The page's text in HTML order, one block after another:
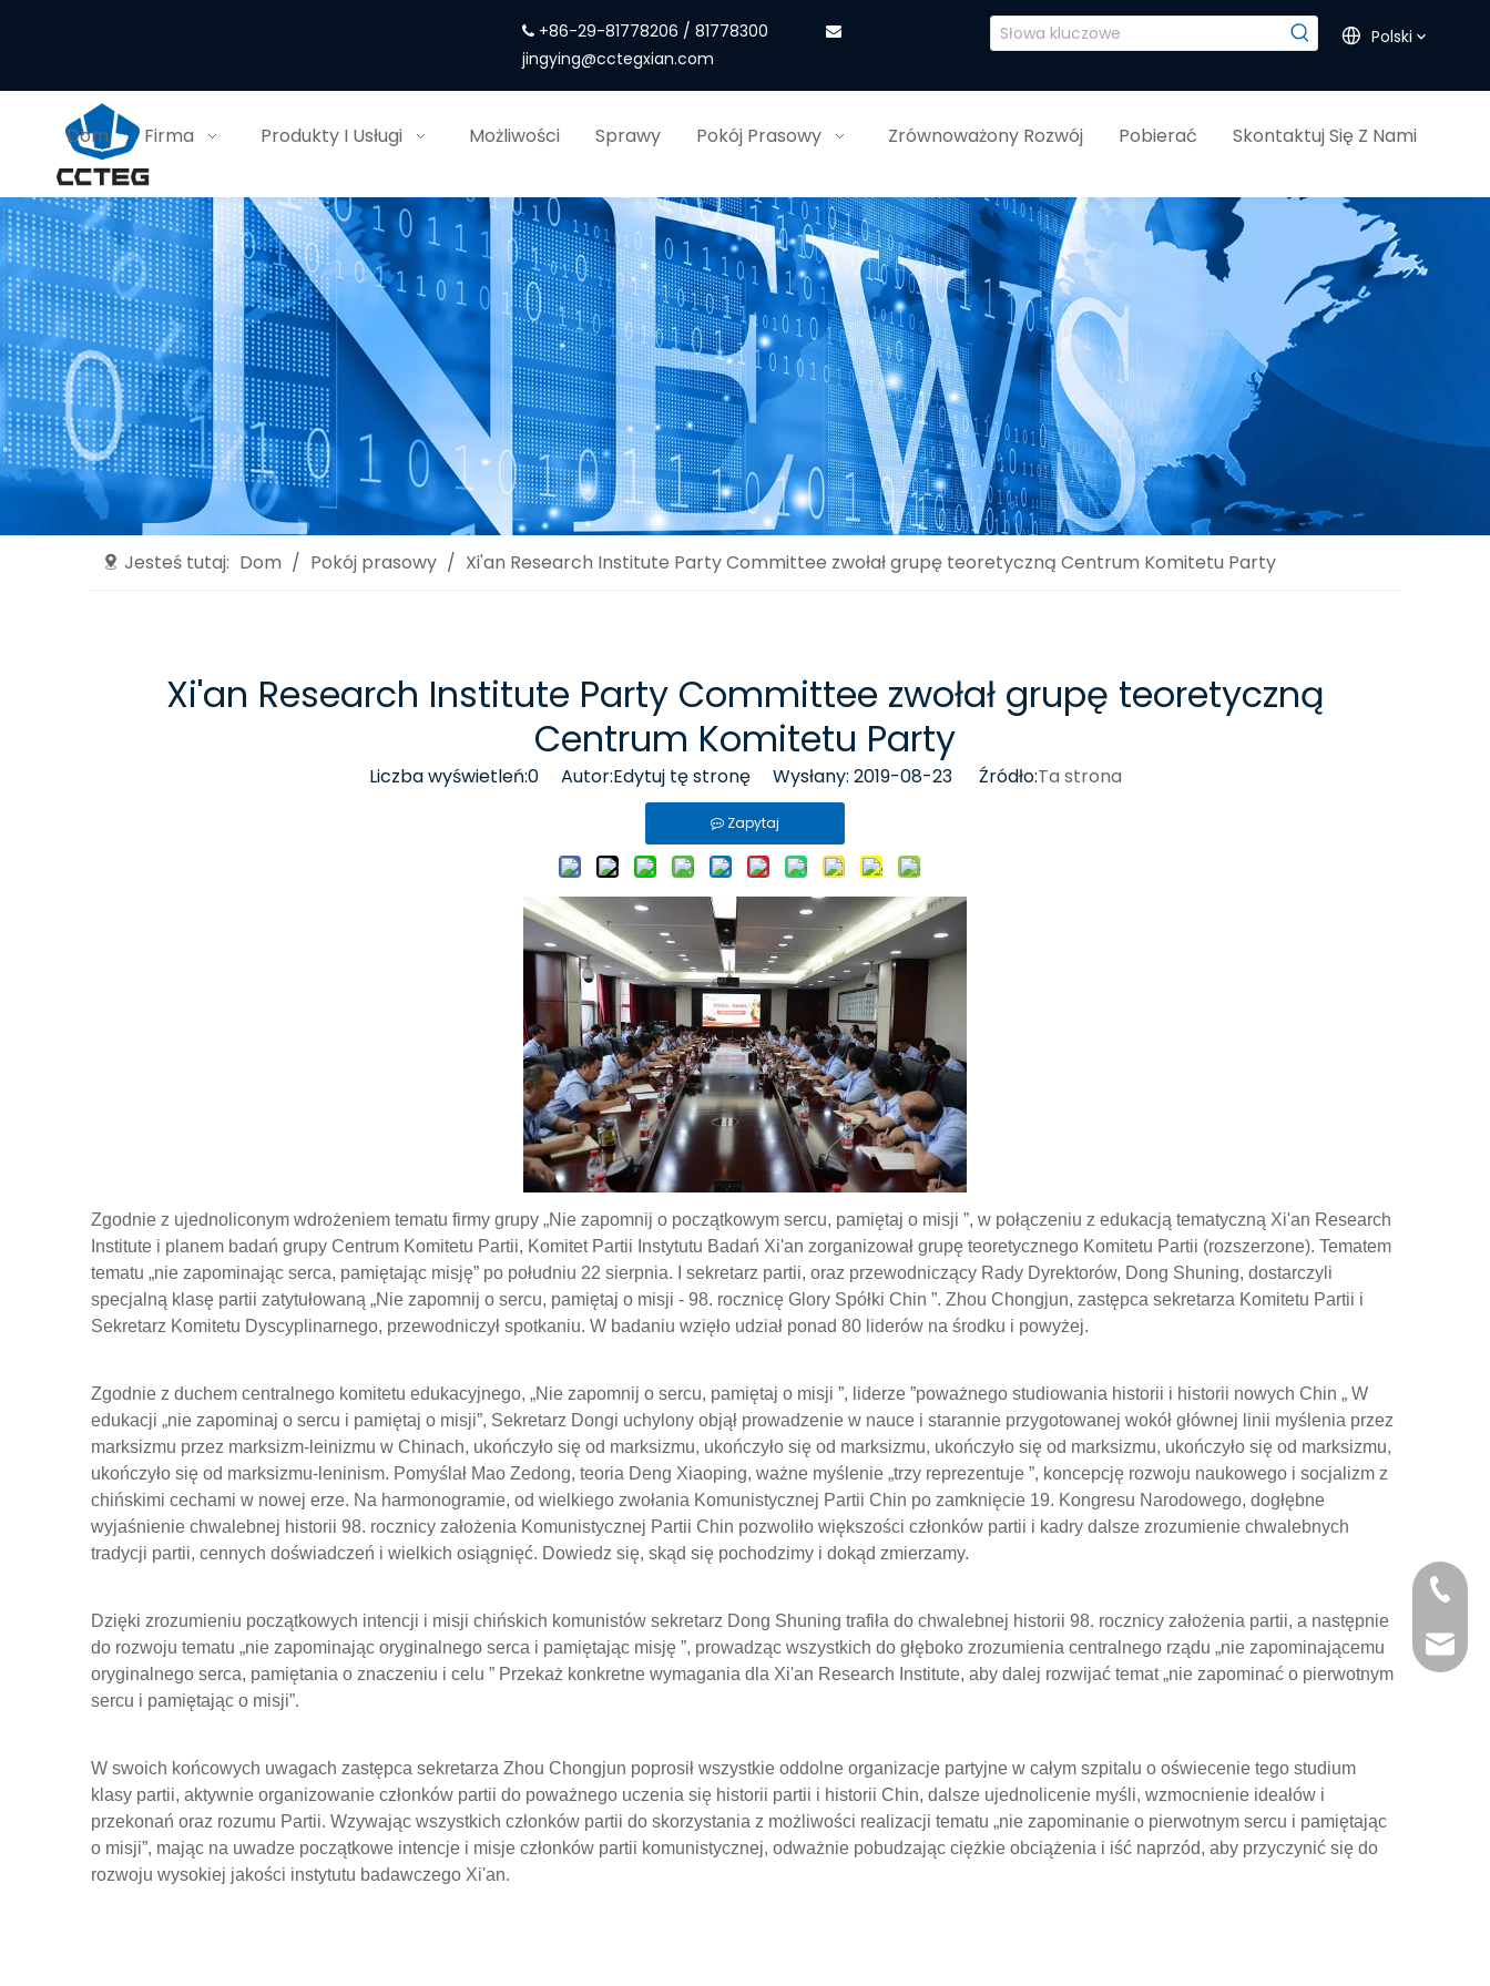
 +86-29-81778206 / 81778300
jingying@cctegxian.com
Polski
Dom Firma Produkty I Usługi Możliwości Sprawy Pokój Prasowy Zrównoważony Rozwój Pobierać Skontaktuj Się Z Nami
Jesteś tutaj: Dom / Pokój prasowy / Xi'an Research Institute Party Committee zwołał grupę teoretyczną Centrum Komitetu Party
Xi'an Research Institute Party Committee zwołał grupę teoretyczną
Centrum Komitetu Party
Liczba wyświetleń:0Autor:Edytuj tę stronę Wysłany: 2019-08-23 Źródło:Ta strona
Zapytaj
Zgodnie z ujednoliconym wdrożeniem tematu firmy grupy „Nie zapomnij o początkowym sercu, pamiętaj o misji ”, w połączeniu z edukacją tematyczną Xi'an Research
Institute i planem badań grupy Centrum Komitetu Partii, Komitet Partii Instytutu Badań Xi'an zorganizował grupę teoretycznego Komitetu Partii (rozszerzone). Tematem
tematu „nie zapominając serca, pamiętając misję” po południu 22 sierpnia. I sekretarz partii, oraz przewodniczący Rady Dyrektorów, Dong Shuning, dostarczyli
specjalną klasę partii zatytułowaną „Nie zapomnij o sercu, pamiętaj o misji - 98. rocznicę Glory Spółki Chin ”. Zhou Chongjun, zastępca sekretarza Komitetu Partii i
Sekretarz Komitetu Dyscyplinarnego, przewodniczył spotkaniu. W badaniu wzięło udział ponad 80 liderów na środku i powyżej.
Zgodnie z duchem centralnego komitetu edukacyjnego, „Nie zapomnij o sercu, pamiętaj o misji ”, liderze ”poważnego studiowania historii i historii nowych Chin „ W
edukacji „nie zapominaj o sercu i pamiętaj o misji”, Sekretarz Dongi uchylony objął prowadzenie w nauce i starannie przygotowanej wokół głównej linii myślenia przez
marksizmu przez marksizm-leinizmu w Chinach, ukończyło się od marksizmu, ukończyło się od marksizmu, ukończyło się od marksizmu, ukończyło się od marksizmu,
ukończyło się od marksizmu-leninism. Pomyślał Mao Zedong, teoria Deng Xiaoping, ważne myślenie „trzy reprezentuje ”, koncepcję rozwoju naukowego i socjalizm z
chińskimi cechami w nowej erze. Na harmonogramie, od wielkiego zwołania Komunistycznej Partii Chin po zamknięcie 19. Kongresu Narodowego, dogłębne
wyjaśnienie chwalebnej historii 98. rocznicy założenia Komunistycznej Partii Chin pozwoliło większości członków partii i kadry dalsze zrozumienie chwalebnych
tradycji partii, cennych doświadczeń i wielkich osiągnięć. Dowiedz się, skąd się pochodzimy i dokąd zmierzamy.
Dzięki zrozumieniu początkowych intencji i misji chińskich komunistów sekretarz Dong Shuning trafiła do chwalebnej historii 98. rocznicy założenia partii, a następnie
do rozwoju tematu „nie zapominając oryginalnego serca i pamiętając misję ”, prowadząc wszystkich do głęboko zrozumienia centralnego rządu „nie zapominającemu
oryginalnego serca, pamiętania o znaczeniu i celu ” Przekaż konkretne wymagania dla Xi'an Research Institute, aby dalej rozwijać temat „nie zapominać o pierwotnym
sercu i pamiętając o misji”.
W swoich końcowych uwagach zastępca sekretarza Zhou Chongjun poprosił wszystkie oddolne organizacje partyjne w całym szpitalu o oświecenie tego studium
klasy partii, aktywnie organizowanie członków partii do poważnego uczenia się historii partii i historii Chin, dalsze ujednolicenie myśli, wzmocnienie ideałów i
przekonań oraz rozumu Partii. Wzywając wszystkich członków partii do skorzystania z możliwości realizacji tematu „nie zapominanie o pierwotnym sercu i pamiętając
o misji”, mając na uwadze początkowe intencje i misje członków partii komunistycznej, odważnie pobudzając ciężkie obciążenia i iść naprzód, aby przyczynić się do
rozwoju wysokiej jakości instytutu badawczego Xi'an.
+86-
+86-